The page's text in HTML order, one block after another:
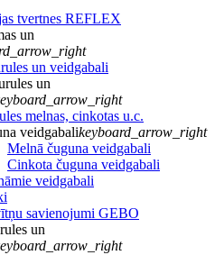
tvertnes REFLEX
un
un veidgabali
un
melnas, cinkotas u.c.
veidgabalikeyboard_arrow_right
Melnā čuguna veidgabali
Cinkota čuguna veidgabali
veidgabali
savienojumi GEBO
un